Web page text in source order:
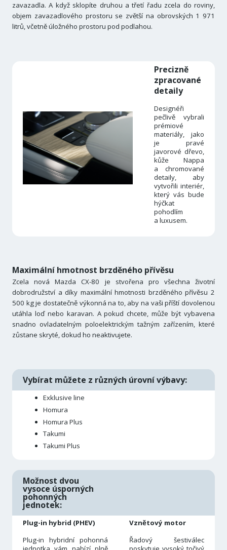
zavazadla. A když sklopíte druhou a třetí řadu zcela do roviny,
objem zavazadlového prostoru se zvětší na obrovských 1 971
litrů, včetně úložného prostoru pod podlahou.
Precizně
zpracované
detaily
Designéři
pečlivě vybrali
prémiové
materiály, jako
je pravé
javorové dřevo,
kůže Nappa
a chromované
detaily, aby
vytvořili interiér,
který vás bude
hýčkat
pohodlím
a luxusem.
Maximální hmotnost brzděného přívěsu
Zcela nová Mazda CX-80 je stvořena pro všechna životní
dobrodružství a díky maximální hmotnosti brzděného přívěsu 2
500 kg je dostatečně výkonná na to, aby na vaši příští dovolenou
utáhla loď nebo karavan. A pokud chcete, může být vybavena
snadno ovladatelným poloelektrickým tažným zařízením, které
zůstane skryté, dokud ho neaktivujete.
Vybírat můžete z různých úrovní výbavy:
Exklusive line
Homura
Homura Plus
Takumi
Takumi Plus
Možnost dvou
vysoce úsporných
pohonných
jednotek:
Plug-in hybrid (PHEV)
Plug-in hybridní pohonná
Vznětový motor
Řadový šestiválec